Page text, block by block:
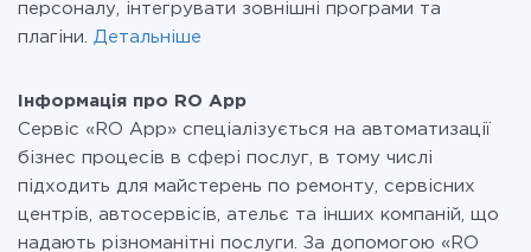
персоналу, інтегрувати зовнішні програми та
плагіни. Детальніше
Інформація про RO App
Сервіс «RO App» спеціалізується на автоматизації
бізнес процесів в сфері послуг, в тому числі
підходить для майстерень по ремонту, сервісних
центрів, автосервісів, ательє та інших компаній, що
надають різноманітні послуги. За допомогою «RO